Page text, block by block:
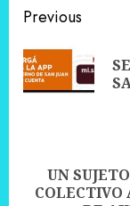
Post
navigation
Previous
Next
UN
COLECTIVO